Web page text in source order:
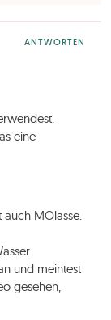
eine
auch MOlasse.
und meintest
gesehen,
ANTWORTEN